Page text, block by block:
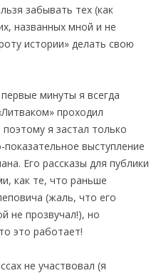
забывать тех (как
названных мной и не
истории» делать свою
минуты я всегда
проходил
поэтому я застал только
выступление
Его рассказы для публики
как те, что раньше
(жаль, что его
не прозвучал!), но
это работает!
не участвовал (я